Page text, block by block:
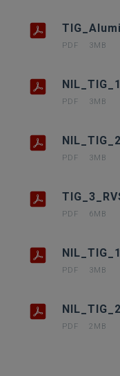
PDF 3MB
PDF 3MB
PDF 3MB
PDF 6MB
PDF 3MB
PDF 2MB